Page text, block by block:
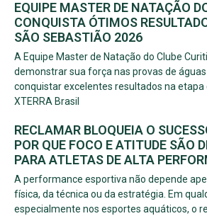
EQUIPE MASTER DE NATAÇÃO
CONQUISTA ÓTIMOS
SÃO SEBASTIÃO 2026
A Equipe Master de Natação do Clube
demonstrar sua força nas provas de
conquistar excelentes resultados na etapa
XTERRA Brasil
RECLAMAR BLOQUEIA O
POR QUE FOCO E ATITUDE SÃO
PARA ATLETAS DE ALTA
A performance esportiva não depende
física, da técnica ou da estratégia. Em
especialmente nos esportes aquáticos, o